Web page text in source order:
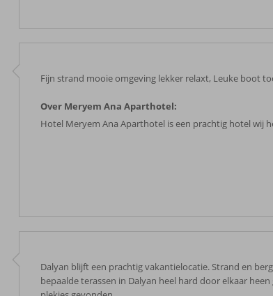
Fijn strand mooie omgeving lekker relaxt, Leuke boot
Over Meryem Ana Aparthotel:
Hotel Meryem Ana Aparthotel is een prachtig hotel wij
Dalyan blijft een prachtig vakantielocatie. Strand en
bepaalde terassen in Dalyan heel hard door elkaar